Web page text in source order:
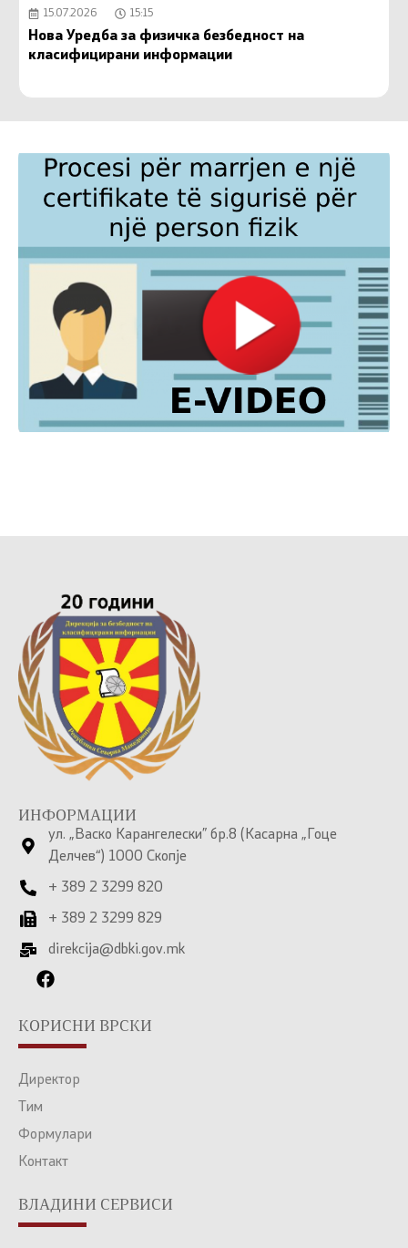
15.07.2026 15:15
Нова Уредба за физичка безбедност на
класифицирани информации
ИНФОРМАЦИИ
ул. „Васко Карангелески” бр.8 (Касарна „Гоце
Делчев“) 1000 Скопје
+ 389 2 3299 820
+ 389 2 3299 829
direkcija@dbki.gov.mk
КОРИСНИ ВРСКИ
Директор
Тим
Формулари
Контакт
ВЛАДИНИ СЕРВИСИ